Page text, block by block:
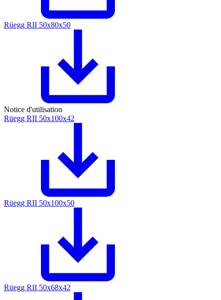
Rüegg RII 50x80x50
Notice d'utilisation
Rüegg RII 50x100x42
Rüegg RII 50x100x50
Rüegg RII 50x68x42